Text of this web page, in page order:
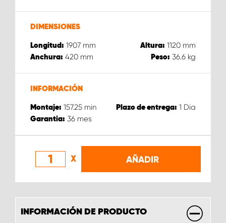
DIMENSIONES
Longitud: 1907 mm Altura: 1120 mm
Anchura: 420 mm Peso: 36.6 kg
INFORMACIÓN
Montaje: 157.25 min Plazo de entrega: 1 Dia
Garantia: 36 mes
X AÑADIR
INFORMACIÓN DE PRODUCTO